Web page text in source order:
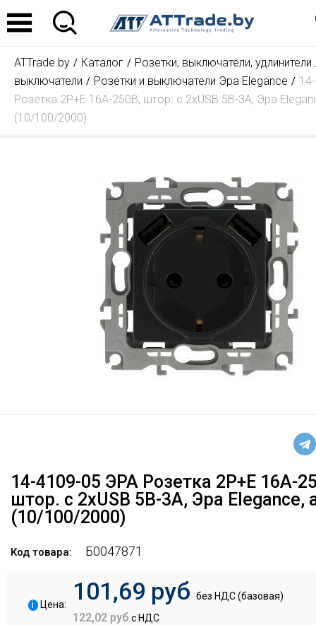
ATTrade.by Каталог
Розетки, выключатели, удлинители
выключатели
Розетки и выключатели Эра Elegance
Розетка 2P+E 16A-250В, штор. с 2xUSB 5В-3А, Эра
(10/100/2000)
14-4109-05 ЭРА Розетка 2P+E 16A-
штор. с 2xUSB 5В-3А, Эра Elegance,
(10/100/2000)
Код товара: Б0047871
i Цена: 101,69 руб без НДС (базовая)
122,02 руб с НДС